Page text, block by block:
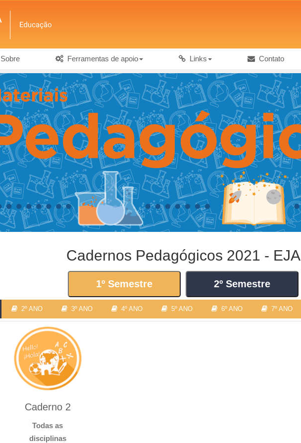
Sobre Ferramentas de apoio Links Contato
Cadernos Pedagógicos 2021 - EJA
1º Semestre 2º Semestre
2º ANO 3º ANO 4º ANO 5º ANO 6º ANO 7º ANO
Caderno 2
Todas as
disciplinas